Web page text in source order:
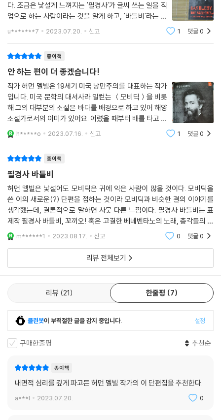
다. 조금은 낯설게 느껴지는 '필경사'가 글씨 쓰는 일을 직
업으로 하는 사람이라는 것을 알게 하고, '바틀비'라는 이
름에서 왠지 모를 재미를 느끼며 [필경사 바틀비] 이야기
u*******7 2023.07.20. 신고 1 댓글0
종이책
안 하는 편이 더 좋겠습니다!
작가 허먼 멜빌은 19세기 미국 낭만주의를 대표하는 작가
입니다. 미국 문학의 대서사라 일컫는 ＜모비딕＞을 비롯
해 그의 대부분의 소설은 바다를 배경으로 하고 있어 해양
소설가로서의 이미가 있어요. 어렸을 때부터 배를 타고 세
계를 돌아다니는 꿈과 이국에 대한 열망이 컸습니다. 스무
살이 되던 해에 상선을 처음 탔고, 포경선을 타고 작은 보
h*****o 2023.07.16. 신고 1 댓글0
종이책
필경사 바틀비
허먼 멜빌은 낯설어도 모비딕은 귀에 익은 사람이 많을 것이다. 모비딕을
쓴 이의 새로운(?) 단편을 접하는 것이라 모비딕과 비슷한 결의 이야기를
생각했는데, 결론적으로 말하면 사뭇 다른 느낌이다. 필경사 바틀비는 표
제작 필경사 바틀비, 꼬끼오! 혹은 고결한 베네벤타노의 노래, 총각들의 천
국과 처녀들의 지옥의 세 단편으로 이루어졌다. 세 이야기 각각의 울림을
준다. 가장 충격
m******1 2023.08.17. 신고 0 댓글0
리뷰 전체보기
리뷰 21 한줄평 7
클린봇이 부적절한 글을 감지 중입니다. 설정
구매한줄평 추천순
종이책
내면적 심리를 깊게 파고든 허먼 멜빌 작가의 이 단편집을 추천한다.
a***l 2023.07.20. 0